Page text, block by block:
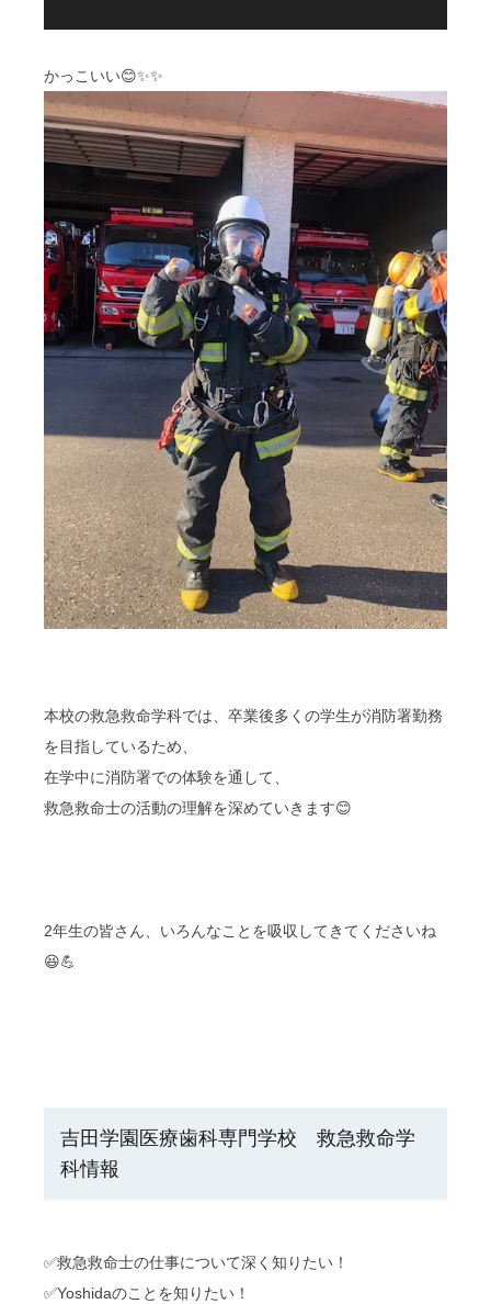
かっこいい😊✨✨
本校の救急救命学科では、卒業後多くの学生が消防署勤務
を目指しているため、
在学中に消防署での体験を通して、
救急救命士の活動の理解を深めていきます😊
2年生の皆さん、いろんなことを吸収してきてくださいね
😆💪
吉田学園医療歯科専門学校 救急救命学
科情報
✅救急救命士の仕事について深く知りたい！
✅Yoshidaのことを知りたい！